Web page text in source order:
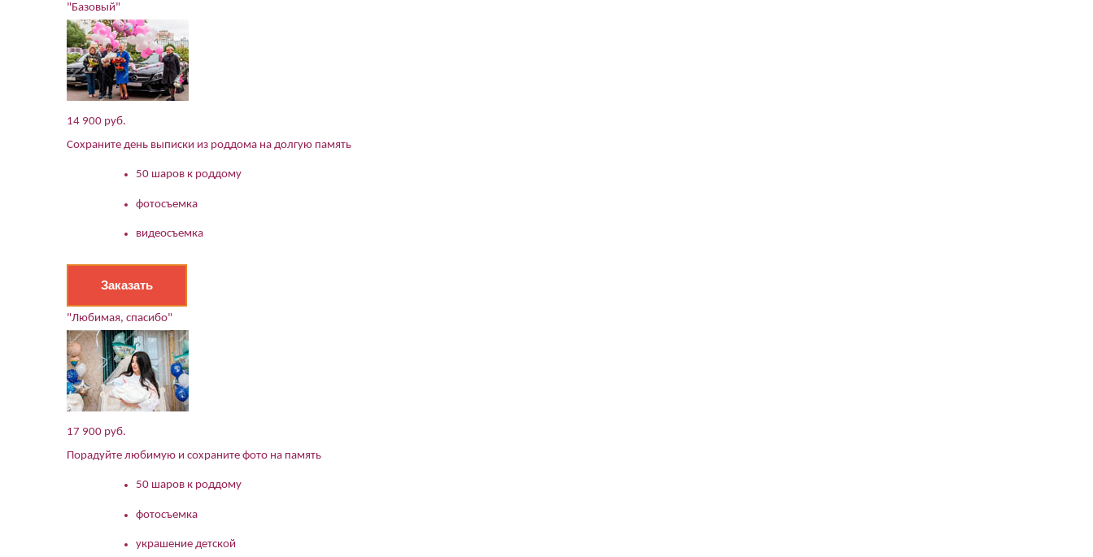
"Базовый"
14 900 руб.
Сохраните день выписки из роддома на долгую память
50 шаров к роддому
фотосъемка
видеосъемка
Заказать
"Любимая, спасибо"
17 900 руб.
Порадуйте любимую и сохраните фото на память
50 шаров к роддому
фотосъемка
украшение детской